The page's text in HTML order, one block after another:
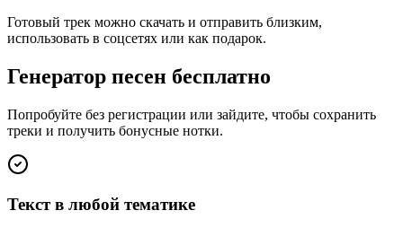
Готовый трек можно скачать и отправить близким,
использовать в соцсетях или как подарок.
Генератор песен бесплатно
Попробуйте без регистрации или зайдите, чтобы сохранить
треки и получить бонусные нотки.
Текст в любой тематике